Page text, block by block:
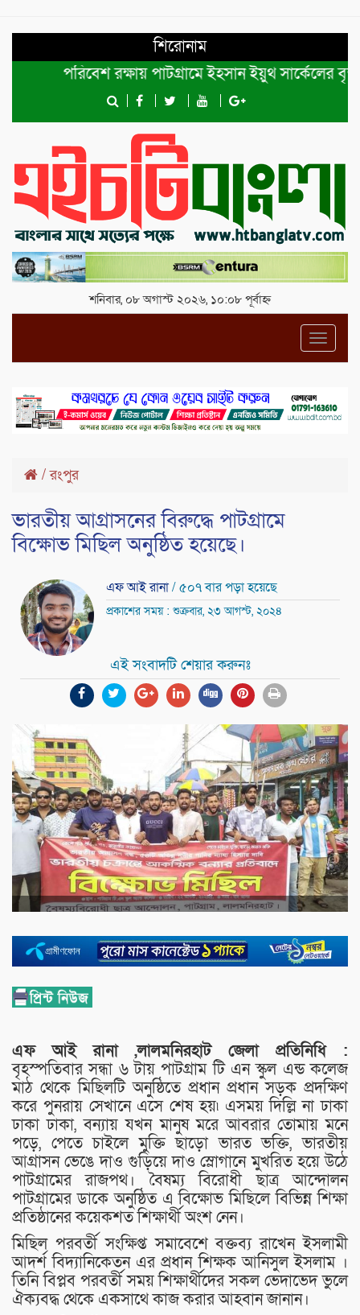
শিরোনাম
পরিবেশ রক্ষায় পাটগ্রামে ইহসান ইয়ুথ সার্কেলের বৃক্ষরোপণ
শনিবার, ০৮ অগাস্ট ২০২৬, ১০:০৮ পূর্বাহ্ন
/রংপুর
ভারতীয় আগ্রাসনের বিরুদ্ধে পাটগ্রামে
বিক্ষোভ মিছিল অনুষ্ঠিত হয়েছে।
এফ আই রানা/ ৫০৭ বার পড়া হয়েছে
প্রকাশের সময় : শুক্রবার, ২৩ আগস্ট, ২০২৪
এই সংবাদটি শেয়ার করুনঃ
এফ আই রানা ,লালমনিরহাট জেলা প্রতিনিধি :
বৃহস্পতিবার সন্ধা ৬ টায় পাটগ্রাম টি এন স্কুল এন্ড কলেজ
মাঠ থেকে মিছিলটি অনুষ্ঠিতে প্রধান প্রধান সড়ক প্রদক্ষিণ
করে পুনরায় সেখানে এসে শেষ হয়৷ এসময় দিল্লি না ঢাকা
ঢাকা ঢাকা, বন্যায় যখন মানুষ মরে আবরার তোমায় মনে
পড়ে, পেতে চাইলে মুক্তি ছাড়ো ভারত ভক্তি, ভারতীয়
আগ্রাসন ভেঙে দাও গুড়িয়ে দাও স্লোগানে মুখরিত হয়ে উঠে
পাটগ্রামের রাজপথ। বৈষম্য বিরোধী ছাত্র আন্দোলন
পাটগ্রামের ডাকে অনুষ্ঠিত এ বিক্ষোভ মিছিলে বিভিন্ন শিক্ষা
প্রতিষ্ঠানের কয়েকশত শিক্ষার্থী অংশ নেন।
মিছিল পরবর্তী সংক্ষিপ্ত সমাবেশে বক্তব্য রাখেন ইসলামী
আদর্শ বিদ্যানিকেতন এর প্রধান শিক্ষক আনিসুল ইসলাম ।
তিনি বিপ্লব পরবর্তী সময় শিক্ষার্থীদের সকল ভেদাভেদ ভুলে
ঐক্যবদ্ধ থেকে একসাথে কাজ করার আহবান জানান।